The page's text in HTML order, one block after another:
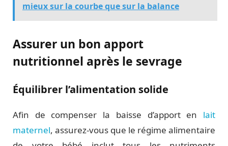
mieux sur la courbe que sur la balance
Assurer un bon apport
nutritionnel après le sevrage
Équilibrer l’alimentation solide
Afin de compenser la baisse d’apport en lait
maternel, assurez-vous que le régime alimentaire